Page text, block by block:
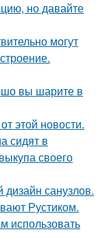
но давайте
могут
вы шарите в
этой новости.
сидят в
своего
санузлов.
Рустиком.
использовать